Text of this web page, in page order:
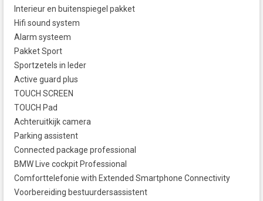
Interieur en buitenspiegel pakket
Hifi sound system
Alarm systeem
Pakket Sport
Sportzetels in leder
Active guard plus
TOUCH SCREEN
TOUCH Pad
Achteruitkijk camera
Parking assistent
Connected package professional
BMW Live cockpit Professional
Comforttelefonie with Extended Smartphone Connectivity
Voorbereiding bestuurdersassistent